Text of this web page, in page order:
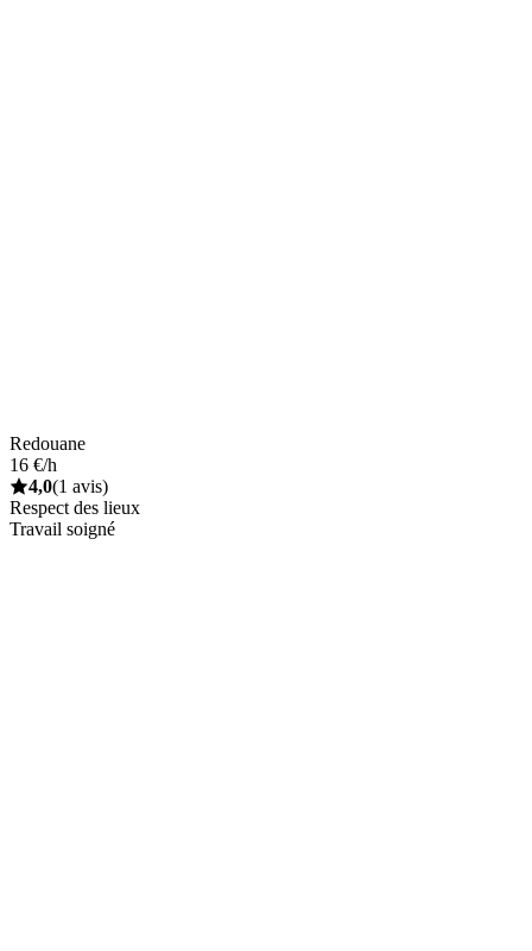
Redouane
16 €/h
4,0(1 avis)
Respect des lieux
Travail soigné